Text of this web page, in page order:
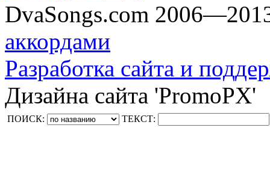
DvaSongs.com
аккордами
Разработка сайта и
Дизайна сайта 'PromoPX'
ПОИСК: ТЕКСТ: